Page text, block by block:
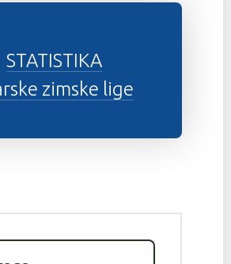
STATISTIKA
zimske lige